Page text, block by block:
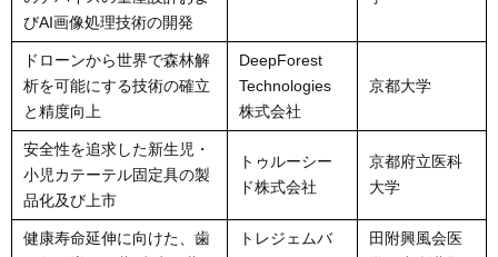
びAI画像処理技術の開発
ドローンから世界で森林解
析を可能にする技術の確立
と精度向上
DeepForest
Technologies
株式会社
京都大学
安全性を追求した新生児・
小児カテーテル固定具の製
品化及び上市
トゥルーシー
ド株式会社
京都府立医科
大学
健康寿命延伸に向けた、歯
トレジェムバ
田附興風会医